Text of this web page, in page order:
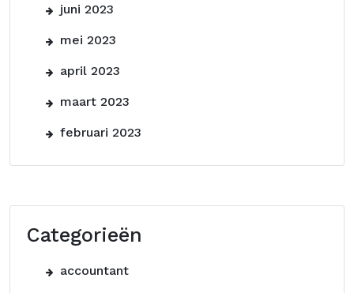
juni 2023
mei 2023
april 2023
maart 2023
februari 2023
Categorieën
accountant